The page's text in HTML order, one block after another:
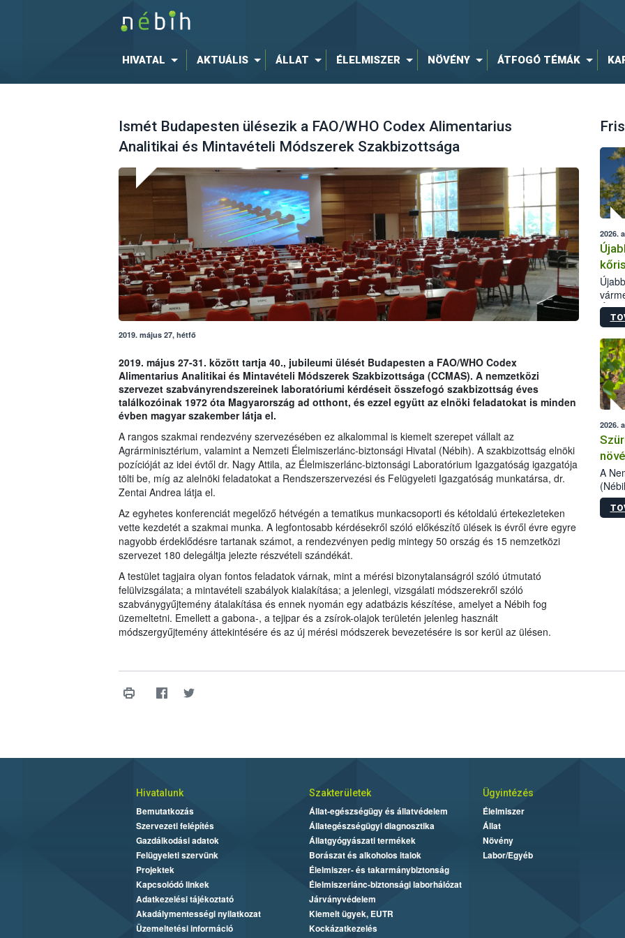
HIVATAL AKTUÁLIS ÁLLAT ÉLELMISZER NÖVÉNY ÁTFOGÓ TÉMÁK
Ismét Budapesten ülésezik a FAO/WHO Codex Alimentarius
Analitikai és Mintavételi Módszerek Szakbizottsága
2019. május 27, hétfő
2019. május 27-31. között tartja 40., jubileumi ülését Budapesten a FAO/WHO Codex
Alimentarius Analitikai és Mintavételi Módszerek Szakbizottsága (CCMAS). A nemzetközi
szervezet szabványrendszereinek laboratóriumi kérdéseit összefogó szakbizottság éves
találkozóinak 1972 óta Magyarország ad otthont, és ezzel együtt az elnöki feladatokat is minden
évben magyar szakember látja el.
A rangos szakmai rendezvény szervezésében ez alkalommal is kiemelt szerepet vállalt az
Agrárminisztérium, valamint a Nemzeti Élelmiszerlánc-biztonsági Hivatal (Nébih). A szakbizottság elnöki
pozícióját az idei évtől dr. Nagy Attila, az Élelmiszerlánc-biztonsági Laboratórium Igazgatóság igazgatója
tölti be, míg az alelnöki feladatokat a Rendszerszervezési és Felügyeleti Igazgatóság munkatársa, dr.
Zentai Andrea látja el.
Az egyhetes konferenciát megelőző hétvégén a tematikus munkacsoporti és kétoldalú értekezleteken
vette kezdetét a szakmai munka. A legfontosabb kérdésekről szóló előkészítő ülések is évről évre egyre
nagyobb érdeklődésre tartanak számot, a rendezvényen pedig mintegy 50 ország és 15 nemzetközi
szervezet 180 delegáltja jelezte részvételi szándékát.
A testület tagjaira olyan fontos feladatok várnak, mint a mérési bizonytalanságról szóló útmutató
felülvizsgálata; a mintavételi szabályok kialakítása; a jelenlegi, vizsgálati módszerekről szóló
szabványgyűjtemény átalakítása és ennek nyomán egy adatbázis készítése, amelyet a Nébih fog
üzemeltetni. Emellett a gabona-, a tejipar és a zsírok-olajok területén jelenleg használt
módszergyűjtemény áttekintésére és az új mérési módszerek bevezetésére is sor kerül az ülésen.
2026.
2026.
A
Hivatalunk
Bemutatkozás
Szervezeti felépítés
Gazdálkodási adatok
Felügyeleti szervünk
Projektek
Kapcsolódó linkek
Adatkezelési tájékoztató
Akadálymentességi nyilatkozat
Üzemeltetési információ
Szakterületek
Állat-egészségügy és állatvédelem
Állategészségügyi diagnosztika
Állatgyógyászati termékek
Borászat és alkoholos italok
Élelmiszer- és takarmánybiztonság
Élelmiszerlánc-biztonsági laborhálózat
Járványvédelem
Kiemelt ügyek, EUTR
Kockázatkezelés
Ügyintézés
Élelmiszer
Állat
Növény
Labor/Egyéb